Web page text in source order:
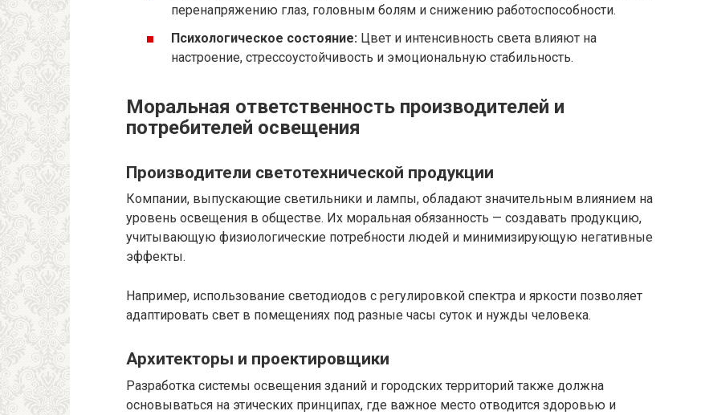
перенапряжению глаз, головным болям и снижению работоспособности.
Психологическое состояние: Цвет и интенсивность света влияют на
настроение, стрессоустойчивость и эмоциональную стабильность.
Моральная ответственность производителей и
потребителей освещения
Производители светотехнической продукции
Компании, выпускающие светильники и лампы, обладают значительным влиянием на
уровень освещения в обществе. Их моральная обязанность — создавать продукцию,
учитывающую физиологические потребности людей и минимизирующую негативные
эффекты.
Например, использование светодиодов с регулировкой спектра и яркости позволяет
адаптировать свет в помещениях под разные часы суток и нужды человека.
Архитекторы и проектировщики
Разработка системы освещения зданий и городских территорий также должна
основываться на этических принципах, где важное место отводится здоровью и